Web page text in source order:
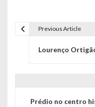
Previous Article
Lourenço
Prédio no centro